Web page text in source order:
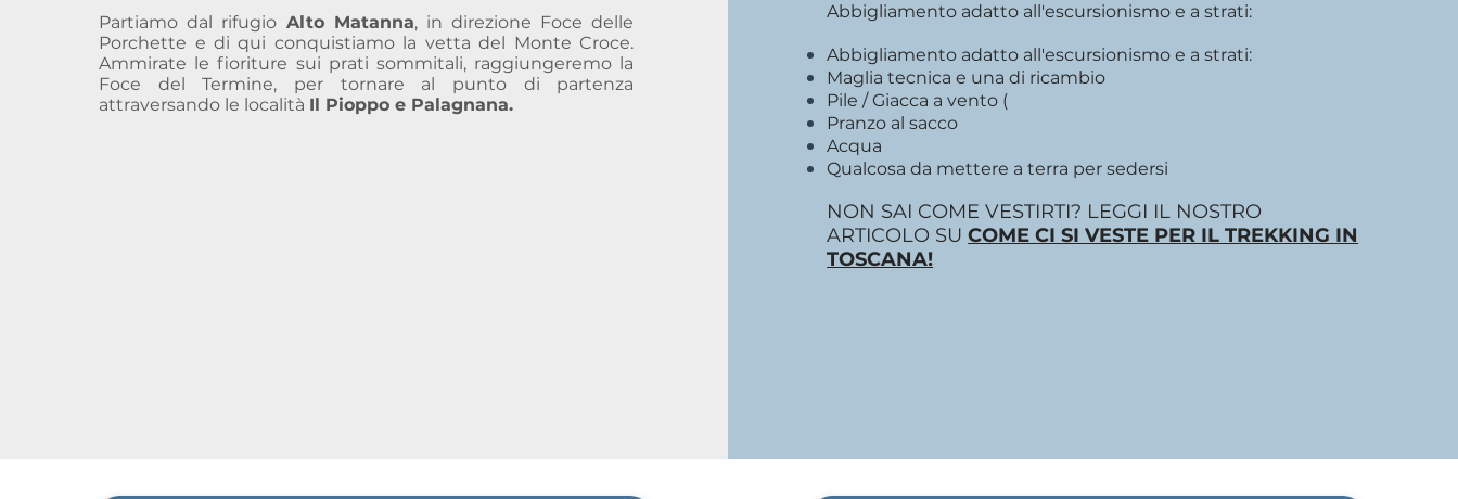
Partiamo dal rifugio Alto Matanna, in direzione Foce delle
Porchette e di qui conquistiamo la vetta del Monte Croce.
Ammirate le fioriture sui prati sommitali, raggiungeremo la
Foce del Termine, per tornare al punto di partenza
attraversando le località Il Pioppo e Palagnana.
Abbigliamento adatto all'escursionismo e a strati:
Abbigliamento adatto all'escursionismo e a strati:
Maglia tecnica e una di ricambio
Pile / Giacca a vento (
Pranzo al sacco
Acqua
Qualcosa da mettere a terra per sedersi
NON SAI COME VESTIRTI? LEGGI IL NOSTRO
ARTICOLO SUCOME CI SI VESTE PER IL TREKKING IN
TOSCANA!